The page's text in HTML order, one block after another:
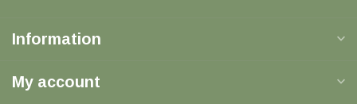
Information
My account